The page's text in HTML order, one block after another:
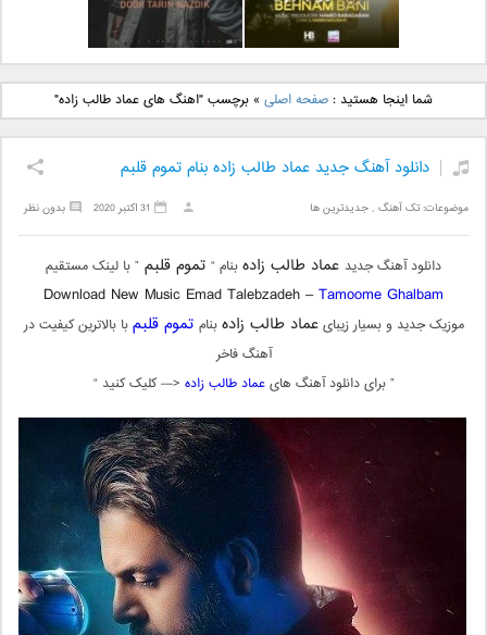
دانلود آهنگ جدید بهنام
بانی بنام قرص قمر 2
دانلود آهنگ جدید علی
یاسینی بنام دورترین نزدیک
شما اینجا هستید :صفحه اصلی »برچسب "اهنگ های عماد طالب زاده"
دانلود آهنگ جدید عماد طالب زاده بنام تموم قلبم
موضوعات:تک آهنگ ,جدیدترین ها بدون نظر 31 اکتبر 2020
دانلود آهنگ جدید عماد طالب زادهبنام “ تموم قلبم ” با لینک مستقیم
Download New Music Emad Talebzadeh –Tamoome Ghalbam
موزیک جدید و بسیار زیبایعماد طالب زادهبنام تموم قلبمبا بالاترین کیفیت در
آهنگ فاخر
” برای دانلود آهنگ هایعماد طالب زاده <— کلیک کنید “